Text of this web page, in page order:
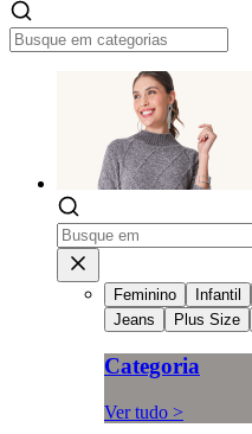
Feminino Infantil
Jeans
Plus Size
Categoria
Ver tudo >